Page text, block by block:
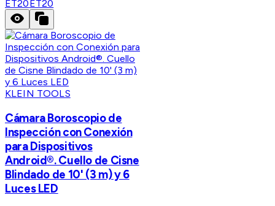
ET20ET20
KLEIN TOOLS
Cámara Boroscopio de
Inspección con Conexión
para Dispositivos
Android®. Cuello de Cisne
Blindado de 10' (3 m) y 6
Luces LED